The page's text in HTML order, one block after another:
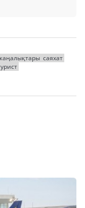
саяхат